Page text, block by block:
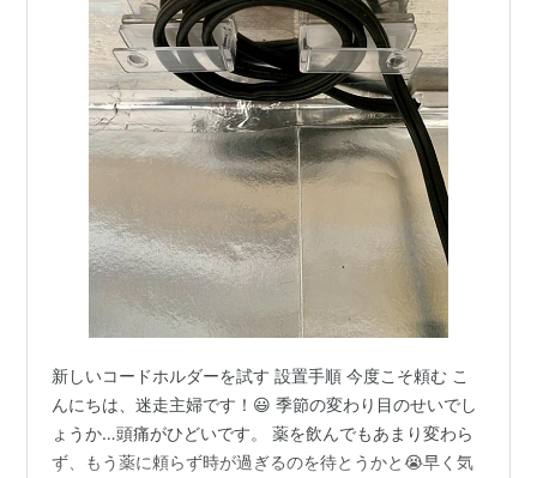
新しいコードホルダーを試す 設置手順 今度こそ頼む こ
んにちは、迷走主婦です！😃 季節の変わり目のせいでし
ょうか…頭痛がひどいです。 薬を飲んでもあまり変わら
ず、もう薬に頼らず時が過ぎるのを待とうかと😭早く気